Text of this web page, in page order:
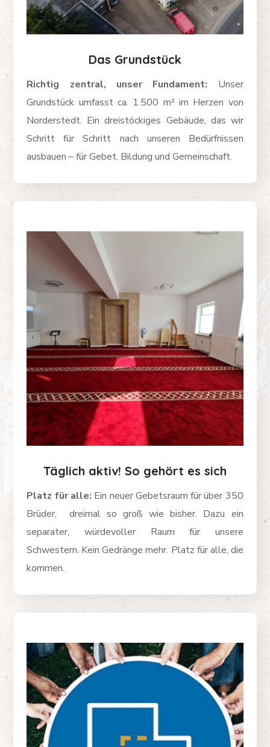
Das Grundstück
Richtig zentral, unser Fundament: Unser
Grundstück umfasst ca. 1.500 m² im Herzen von
Norderstedt. Ein dreistöckiges Gebäude, das wir
Schritt für Schritt nach unseren Bedürfnissen
ausbauen – für Gebet, Bildung und Gemeinschaft.
Täglich aktiv! So gehört es sich
Platz für alle: Ein neuer Gebetsraum für über 350
Brüder, dreimal so groß wie bisher. Dazu ein
separater, würdevoller Raum für unsere
Schwestern. Kein Gedränge mehr. Platz für alle, die
kommen.